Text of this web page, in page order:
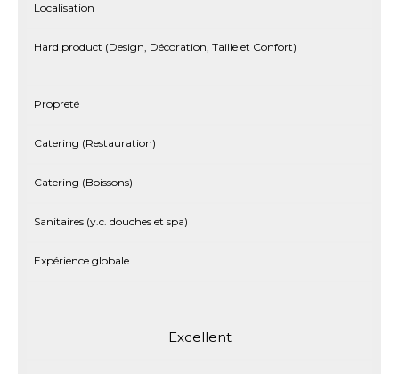
Localisation
Hard product (Design, Décoration, Taille et Confort)
Propreté
Catering (Restauration)
Catering (Boissons)
Sanitaires (y.c. douches et spa)
Expérience globale
Excellent